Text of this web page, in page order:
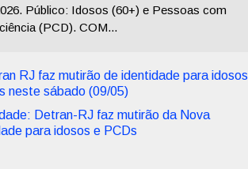
Público: Idosos (60+) e Pessoas com
(PCD). COM...
RJ faz mutirão de identidade para idosos
neste sábado (09/05)
Detran-RJ faz mutirão da Nova
para idosos e PCDs